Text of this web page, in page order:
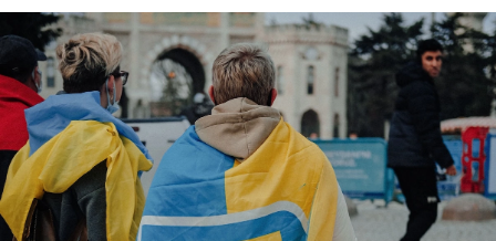
Новини
Відбудова Запоріжжя
Ексклюзив
Бізнес
Шлях додому
Відбудова. Життя
Колонки
Про нас
Редакційна політика